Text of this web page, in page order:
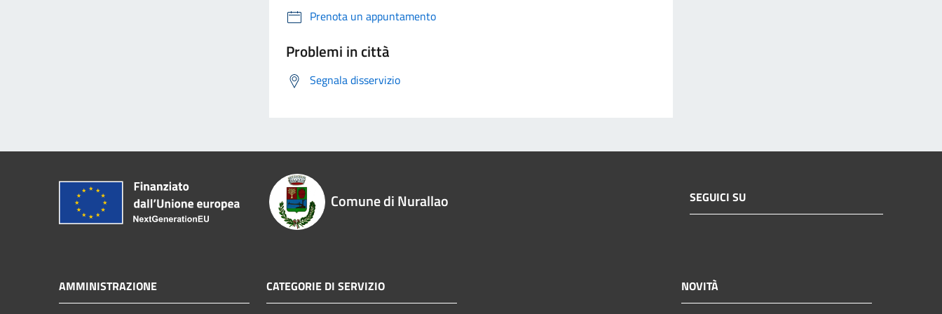
Prenota un appuntamento
Problemi in città
Segnala disservizio
Comune di Nurallao SEGUICI SU
AMMINISTRAZIONE CATEGORIE DI SERVIZIO NOVITÀ